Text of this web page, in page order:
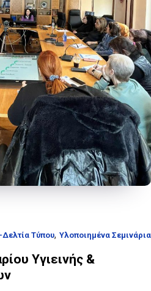
Τύπου, Υλοποιημένα Σεμινάρια
Υγιεινής &